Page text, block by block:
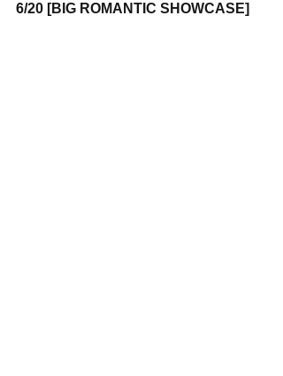
6/20 [BIG ROMANTIC SHOWCASE]